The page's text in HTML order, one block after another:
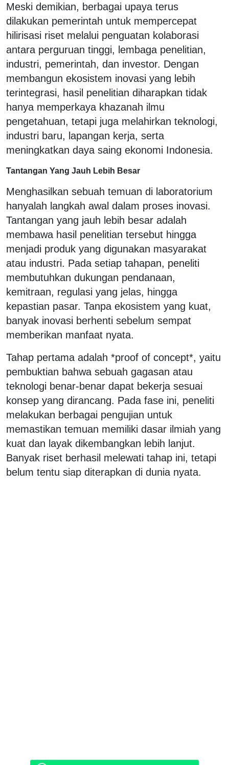
Meski demikian, berbagai upaya terus
dilakukan pemerintah untuk mempercepat
hilirisasi riset melalui penguatan kolaborasi
antara perguruan tinggi, lembaga penelitian,
industri, pemerintah, dan investor. Dengan
membangun ekosistem inovasi yang lebih
terintegrasi, hasil penelitian diharapkan tidak
hanya memperkaya khazanah ilmu
pengetahuan, tetapi juga melahirkan teknologi,
industri baru, lapangan kerja, serta
meningkatkan daya saing ekonomi Indonesia.
Tantangan Yang Jauh Lebih Besar
Menghasilkan sebuah temuan di laboratorium
hanyalah langkah awal dalam proses inovasi.
Tantangan yang jauh lebih besar adalah
membawa hasil penelitian tersebut hingga
menjadi produk yang digunakan masyarakat
atau industri. Pada setiap tahapan, peneliti
membutuhkan dukungan pendanaan,
kemitraan, regulasi yang jelas, hingga
kepastian pasar. Tanpa ekosistem yang kuat,
banyak inovasi berhenti sebelum sempat
memberikan manfaat nyata.
Tahap pertama adalah *proof of concept*, yaitu
pembuktian bahwa sebuah gagasan atau
teknologi benar-benar dapat bekerja sesuai
konsep yang dirancang. Pada fase ini, peneliti
melakukan berbagai pengujian untuk
memastikan temuan memiliki dasar ilmiah yang
kuat dan layak dikembangkan lebih lanjut.
Banyak riset berhasil melewati tahap ini, tetapi
belum tentu siap diterapkan di dunia nyata.